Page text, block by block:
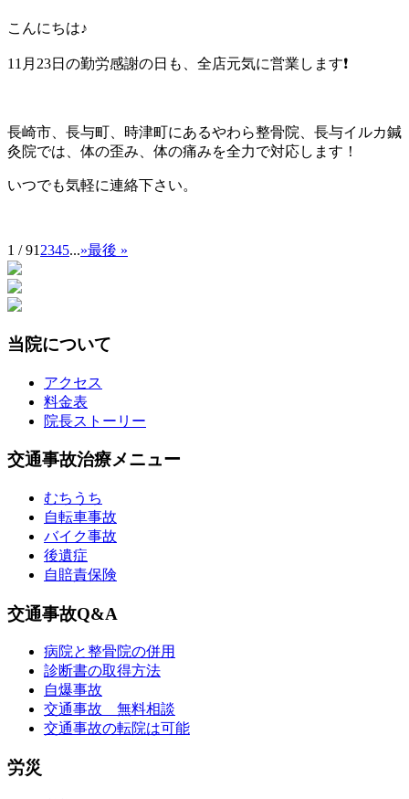
こんにちは♪
11月23日の勤労感謝の日も、全店元気に営業します❗
長崎市、長与町、時津町にあるやわら整骨院、長与イルカ鍼
灸院では、体の歪み、体の痛みを全力で対応します！
いつでも気軽に連絡下さい。
1 / 91 2345...»最後 »
当院について
アクセス
料金表
院長ストーリー
交通事故治療メニュー
むちうち
自転車事故
バイク事故
後遺症
自賠責保険
交通事故Q&A
病院と整骨院の併用
診断書の取得方法
自爆事故
交通事故 無料相談
交通事故の転院は可能
労災